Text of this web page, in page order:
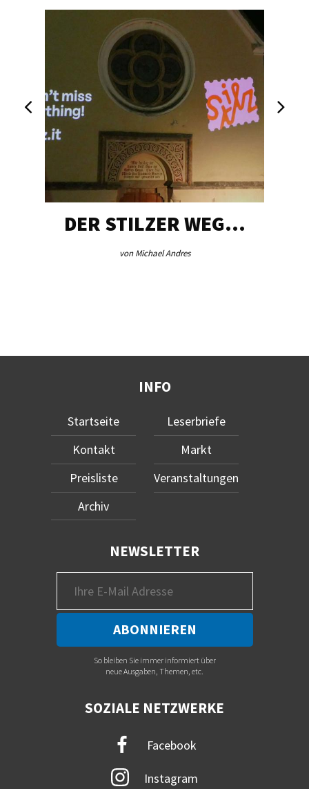
DER STILZER WEG…
von Michael Andres
INFO
Startseite
Kontakt
Preisliste
Archiv
Leserbriefe
Markt
Veranstaltungen
NEWSLETTER
So bleiben Sie immer informiert über
neue Ausgaben, Themen, etc.
SOZIALE NETZWERKE
Facebook
Instagram